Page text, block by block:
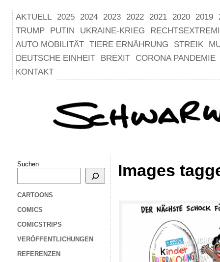
AKTUELL 2025 2024 2023 2022 2021 2020 2019
TRUMP
PUTIN UKRAINE-KRIEG
AUTO MOBILITÄT TIERE ERNÄHRUNG STREIK
DEUTSCHE EINHEIT
BREXIT
CORONA PANDEMIE
KONTAKT
Suchen
CARTOONS
COMICS
COMICSTRIPS
VERÖFFENTLICHUNGEN
REFERENZEN
Images